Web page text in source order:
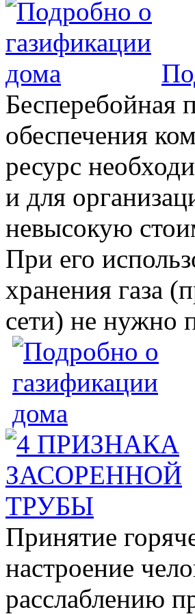
Бесперебойная
обеспечения
ресурс
и для
невысокую
При его
хранения газа
сети) не нужно
Принятие
настроение
расслаблению